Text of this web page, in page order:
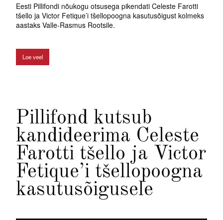
Eesti Pillifondi nõukogu otsusega pikendati Celeste Farotti
tšello ja Victor Fetique’i tšellopoogna kasutusõigust kolmeks
aastaks Valle-Rasmus Rootsile.
Loe veel
Pillifond kutsub
kandideerima Celeste
Farotti tšello ja Victor
Fetique’i tšellopoogna
kasutusõigusele